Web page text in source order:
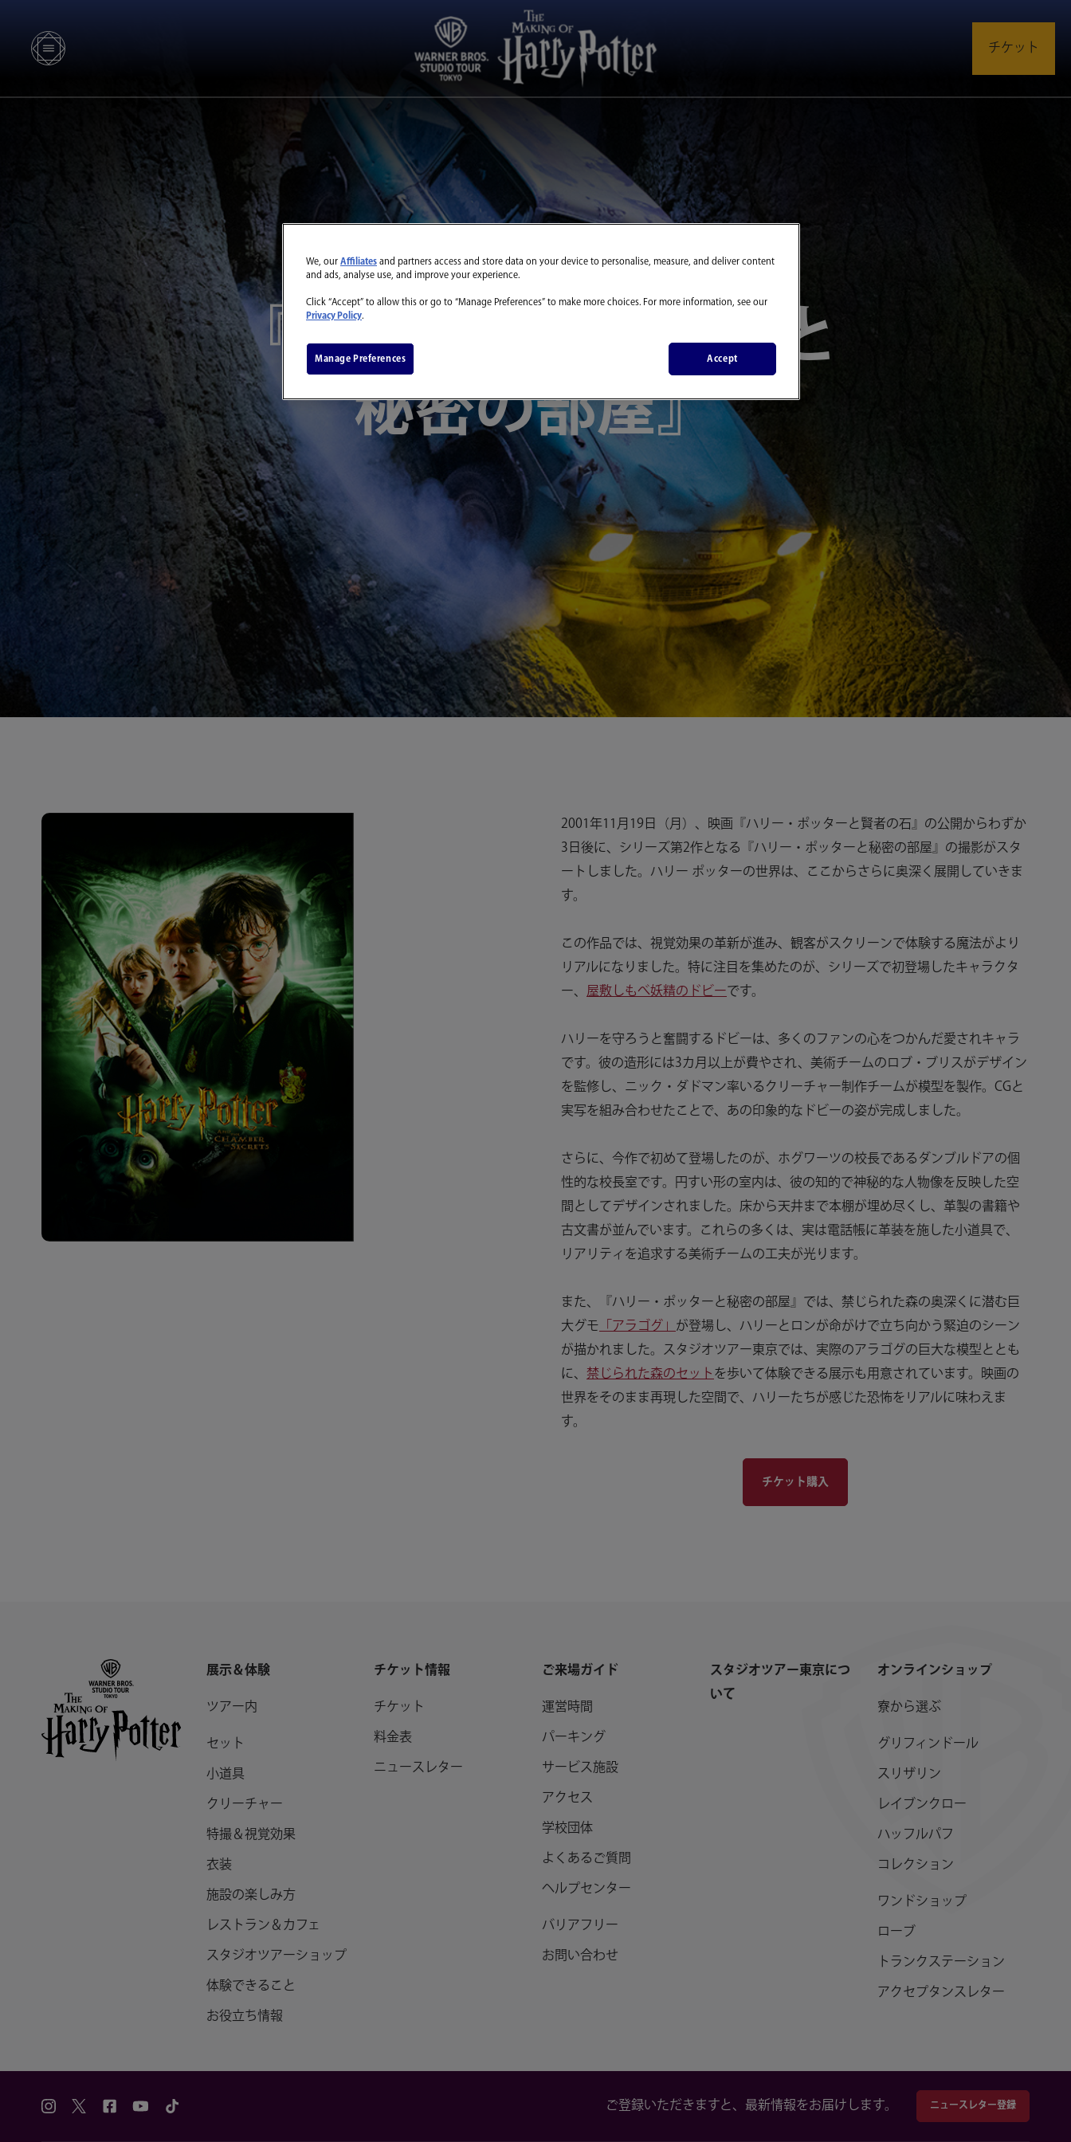
チケット
『ハリー・ポッターと
秘密の部屋』
2001年11月19日（月）、映画『ハリー・ポッターと賢者の石』の公開からわずか
3日後に、シリーズ第2作となる『ハリー・ポッターと秘密の部屋』の撮影がスタ
ートしました。ハリー ポッターの世界は、ここからさらに奥深く展開していきま
す。
この作品では、視覚効果の革新が進み、観客がスクリーンで体験する魔法がより
リアルになりました。特に注目を集めたのが、シリーズで初登場したキャラクタ
ー、 屋敷しもべ妖精のドビーです。
ハリーを守ろうと奮闘するドビーは、多くのファンの心をつかんだ愛されキャラ
です。彼の造形には3カ月以上が費やされ、美術チームのロブ・ブリスがデザイン
を監修し、ニック・ダドマン率いるクリーチャー制作チームが模型を製作。CGと
実写を組み合わせたことで、あの印象的なドビーの姿が完成しました。
さらに、今作で初めて登場したのが、ホグワーツの校長であるダンブルドアの個
性的な校長室です。円すい形の室内は、彼の知的で神秘的な人物像を反映した空
間としてデザインされました。床から天井まで本棚が埋め尽くし、革製の書籍や
古文書が並んでいます。これらの多くは、実は電話帳に革装を施した小道具で、
リアリティを追求する美術チームの工夫が光ります。
また、『ハリー・ポッターと秘密の部屋』では、禁じられた森の奥深くに潜む巨
大グモ「アラゴグ」が登場し、ハリーとロンが命がけで立ち向かう緊迫のシーン
が描かれました。スタジオツアー東京では、実際のアラゴグの巨大な模型ととも
に、 禁じられた森のセットを歩いて体験できる展示も用意されています。映画の
世界をそのまま再現した空間で、ハリーたちが感じた恐怖をリアルに味わえま
す。
チケット購入
展示＆体験
ツアー内
セット
小道具
クリーチャー
特撮＆視覚効果
衣装
施設の楽しみ方
レストラン＆カフェ
スタジオツアーショップ
体験できること
お役立ち情報
チケット情報
チケット
料金表
ニュースレター
ご来場ガイド
運営時間
パーキング
サービス施設
アクセス
学校団体
よくあるご質問
ヘルプセンター
バリアフリー
お問い合わせ
スタジオツアー東京につ
いて
オンラインショップ
寮から選ぶ
グリフィンドール
スリザリン
レイブンクロー
ハッフルパフ
コレクション
ワンドショップ
ローブ
トランクステーション
アクセプタンスレター
ご登録いただきますと、最新情報をお届けします。 ニュースレター登録
We, ourAffiliatesand partners access and store data on your device to personalise, measure, and deliver content
and ads, analyse use, and improve your experience.
Click “Accept” to allow this or go to “Manage Preferences” to make more choices. For more information, see our
Privacy Policy.
Manage Preferences Accept